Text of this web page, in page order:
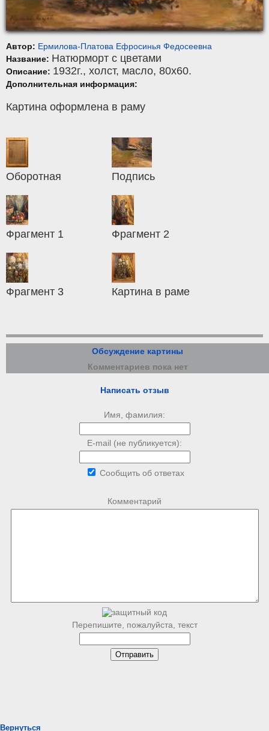
Автор: Ермилова-Платова Ефросинья Федосеевна
Название: Натюрморт с цветами
Описание: 1932г., холст, масло, 80x60.
Дополнительная информация:
Картина оформлена в раму
Оборотная Подпись
Фрагмент 1 Фрагмент 2
Фрагмент 3 Картина в раме
Обсуждение картины
Комментариев пока нет
Написать отзыв
Имя, фамилия:
E-mail (не публикуется):
Сообщить об ответах
Комментарий
Перепишите, пожалуйста, текст
Вернуться